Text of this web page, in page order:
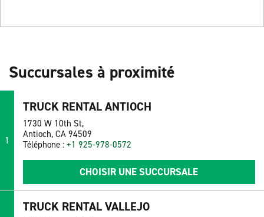
Succursales à proximité
1
TRUCK RENTAL ANTIOCH
1730 W 10th St,
Antioch, CA 94509
Téléphone : +1 925-978-0572
CHOISIR UNE SUCCURSALE
TRUCK RENTAL VALLEJO